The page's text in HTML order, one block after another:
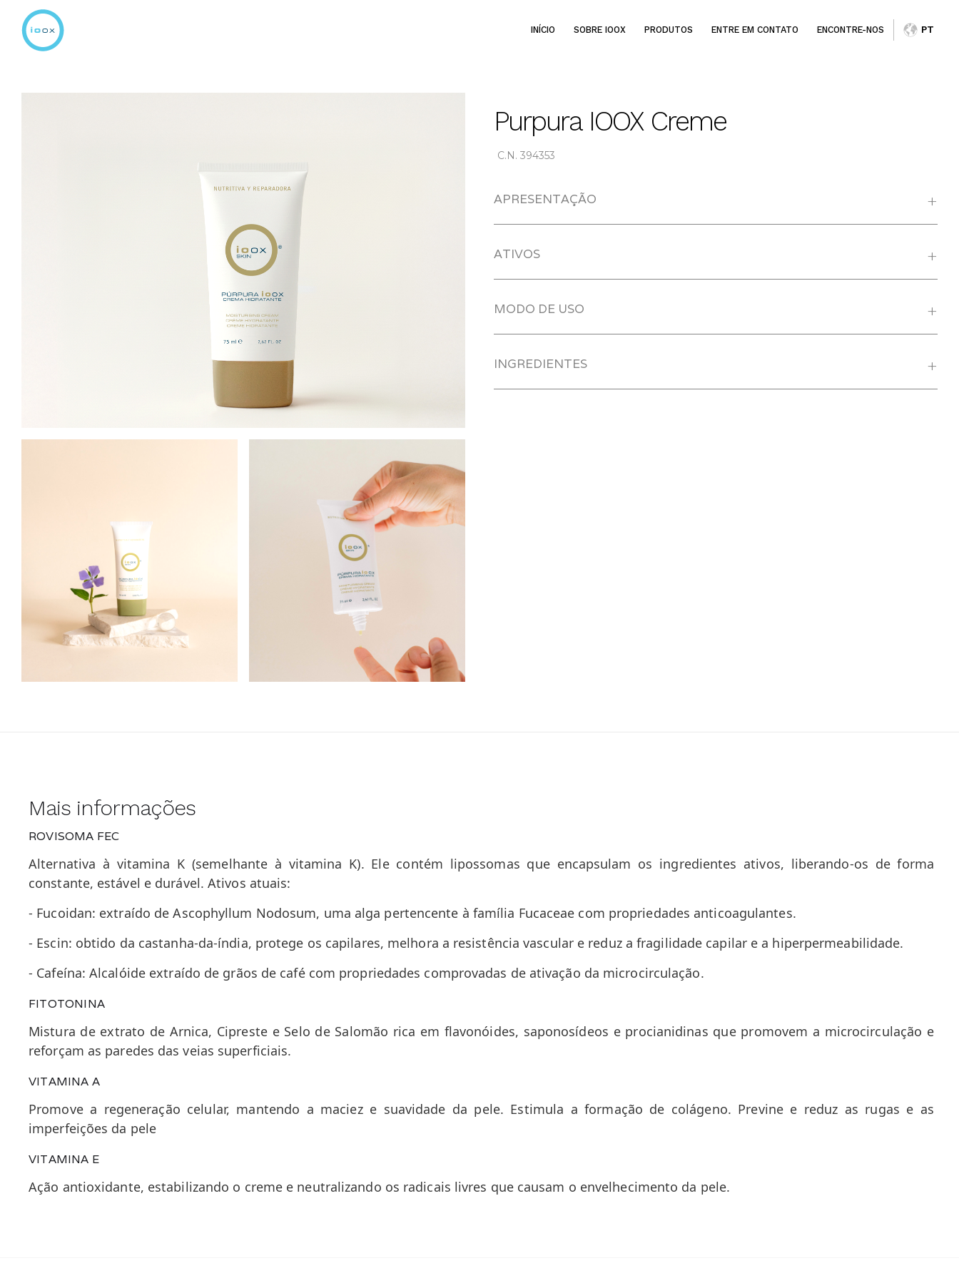
INÍCIO SOBRE IOOX PRODUTOS ENTRE EM CONTATO ENCONTRE-NOS PT
Purpura IOOX Creme
C.N. 394353
APRESENTAÇÃO +
ATIVOS +
MODO DE USO +
INGREDIENTES +
Mais informações
ROVISOMA FEC
Alternativa à vitamina K (semelhante à vitamina K). Ele contém lipossomas que encapsulam os ingredientes ativos, liberando-os de forma
constante, estável e durável. Ativos atuais:
- Fucoidan: extraído de Ascophyllum Nodosum, uma alga pertencente à família Fucaceae com propriedades anticoagulantes.
- Escin: obtido da castanha-da-índia, protege os capilares, melhora a resistência vascular e reduz a fragilidade capilar e a hiperpermeabilidade.
- Cafeína: Alcalóide extraído de grãos de café com propriedades comprovadas de ativação da microcirculação.
FITOTONINA
Mistura de extrato de Arnica, Cipreste e Selo de Salomão rica em flavonóides, saponosídeos e procianidinas que promovem a microcirculação e
reforçam as paredes das veias superficiais.
VITAMINA A
Promove a regeneração celular, mantendo a maciez e suavidade da pele. Estimula a formação de colágeno. Previne e reduz as rugas e as
imperfeições da pele
VITAMINA E
Ação antioxidante, estabilizando o creme e neutralizando os radicais livres que causam o envelhecimento da pele.